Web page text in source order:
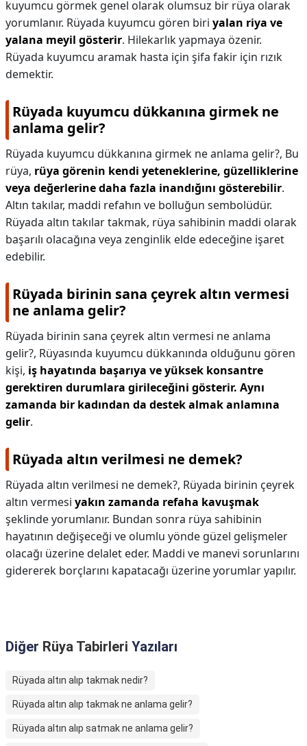
kuyumcu görmek genel olarak olumsuz bir rüya olarak
yorumlanır. Rüyada kuyumcu gören biri yalan riya ve
yalana meyil gösterir. Hilekarlık yapmaya özenir.
Rüyada kuyumcu aramak hasta için şifa fakir için rızık
demektir.
Rüyada kuyumcu dükkanına girmek ne
anlama gelir?
Rüyada kuyumcu dükkanına girmek ne anlama gelir?, Bu
rüya, rüya görenin kendi yeteneklerine, güzelliklerine
veya değerlerine daha fazla inandığını gösterebilir.
Altın takılar, maddi refahın ve bolluğun sembolüdür.
Rüyada altın takılar takmak, rüya sahibinin maddi olarak
başarılı olacağına veya zenginlik elde edeceğine işaret
edebilir.
Rüyada birinin sana çeyrek altın vermesi
ne anlama gelir?
Rüyada birinin sana çeyrek altın vermesi ne anlama
gelir?, Rüyasında kuyumcu dükkanında olduğunu gören
kişi, iş hayatında başarıya ve yüksek konsantre
gerektiren durumlara girileceğini gösterir. Aynı
zamanda bir kadından da destek almak anlamına
gelir.
Rüyada altın verilmesi ne demek?
Rüyada altın verilmesi ne demek?, Rüyada birinin çeyrek
altın vermesi yakın zamanda refaha kavuşmak
şeklinde yorumlanır. Bundan sonra rüya sahibinin
hayatının değişeceği ve olumlu yönde güzel gelişmeler
olacağı üzerine delalet eder. Maddi ve manevi sorunlarını
gidererek borçlarını kapatacağı üzerine yorumlar yapılır.
Diğer Rüya Tabirleri Yazıları
Rüyada altın alıp takmak nedir?
Rüyada altın alıp takmak ne anlama gelir?
Rüyada altın alıp satmak ne anlama gelir?